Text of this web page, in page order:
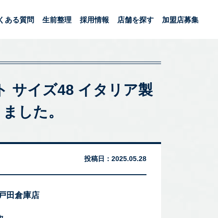
ある質問 生前整理 採用情報 店舗を探す 加盟店募集
サイズ48 イタリア製
した。
投稿日： 2025.05.28
田倉庫店